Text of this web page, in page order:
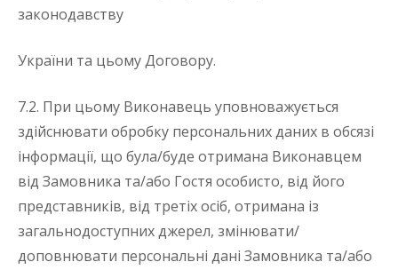
законодавству
України та цьому Договору.
7.2. При цьому Виконавець уповноважується
здійснювати обробку персональних даних в обсязі
інформації, що була/буде отримана Виконавцем
від Замовника та/або Гостя особисто, від його
представників, від третіх осіб, отримана із
загальнодоступних джерел, змінювати/
доповнювати персональні дані Замовника та/або